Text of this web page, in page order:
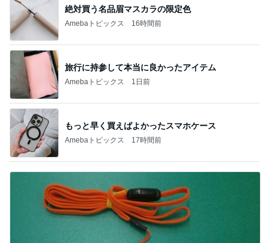
絶対買う名品眉マスカラの限定色
Amebaトピックス 16時間前
旅行に持参して本当に良かったアイテム
Amebaトピックス 1日前
もっと早く買えばよかったスマホケース
Amebaトピックス 17時間前